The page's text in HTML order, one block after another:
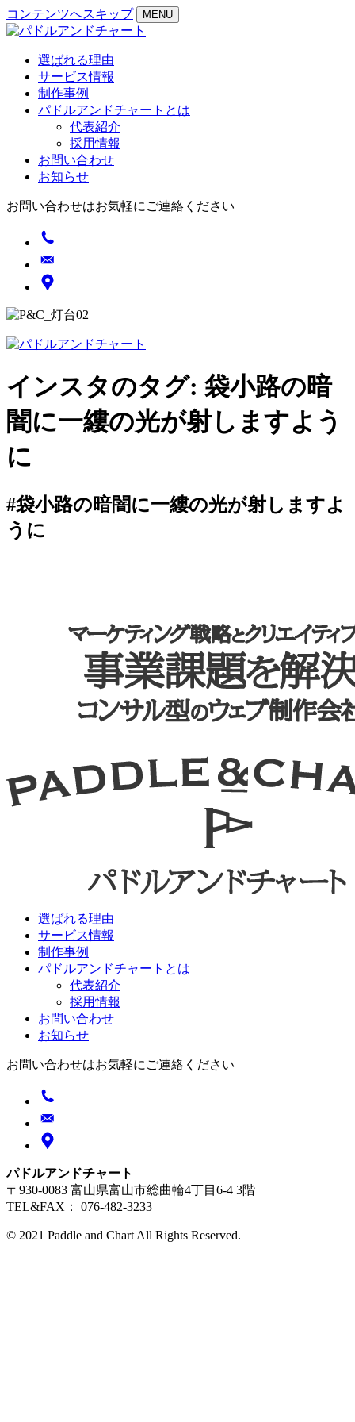
コンテンツへスキップ MENU
選ばれる理由
サービス情報
制作事例
パドルアンドチャートとは
代表紹介
採用情報
お問い合わせ
お知らせ
お問い合わせはお気軽にご連絡ください
インスタのタグ: 袋小路の暗
闇に一縷の光が射しますよう
に
#袋小路の暗闇に一縷の光が射しますよ
うに
選ばれる理由
サービス情報
制作事例
パドルアンドチャートとは
代表紹介
採用情報
お問い合わせ
お知らせ
お問い合わせはお気軽にご連絡ください
パドルアンドチャート
〒930-0083 富山県富山市総曲輪4丁目6-4 3階
TEL&FAX： 076-482-3233
© 2021 Paddle and Chart All Rights Reserved.